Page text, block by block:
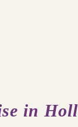
in